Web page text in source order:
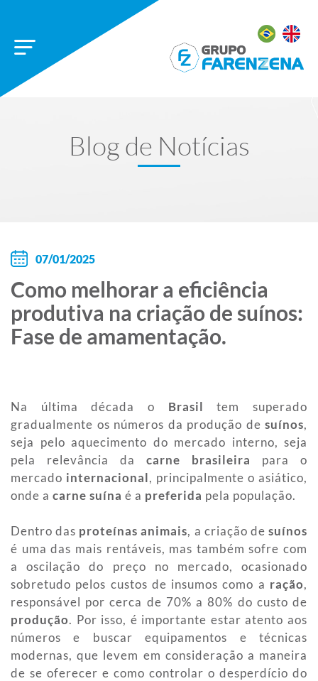
Blog de Notícias
07/01/2025
Como melhorar a eficiência
produtiva na criação de suínos:
Fase de amamentação.
Na última década o Brasiltem superado
gradualmente os números da produção de suínos,
seja pelo aquecimento do mercado interno, seja
pela relevância da carne brasileira para o
mercado internacional, principalmente o asiático,
onde a carne suína é a preferida pela população.
Dentro das proteínas animais, a criação desuínos
é uma das mais rentáveis, mas também sofre com
a oscilação do preço no mercado, ocasionado
sobretudo pelos custos de insumos como a ração,
responsável por cerca de 70% a 80% do custo de
produção. Por isso, é importante estar atento aos
números e buscar equipamentos e técnicas
modernas, que levem em consideração a maneira
de se oferecer e como controlar o desperdício do